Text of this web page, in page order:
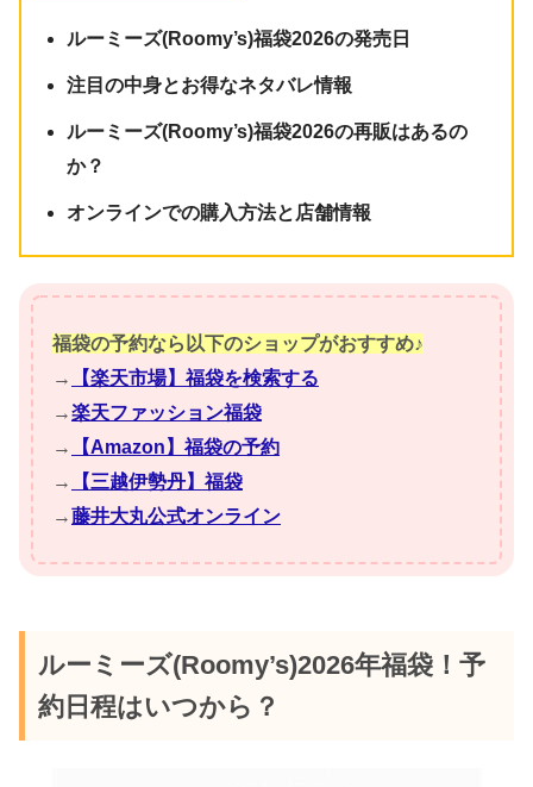
ルーミーズ(Roomy’s)福袋2026の発売日
注目の中身とお得なネタバレ情報
ルーミーズ(Roomy’s)福袋2026の再販はあるの
か？
オンラインでの購入方法と店舗情報
福袋の予約なら以下のショップがおすすめ♪
→
【楽天市場】福袋を検索する
→楽天ファッション福袋
→
【Amazon】福袋の予約
→
【三越伊勢丹】福袋
→藤井大丸公式オンライン
ルーミーズ(Roomy’s)2026年福袋！予
約日程はいつから？